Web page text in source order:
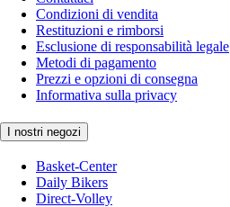
Condizioni di vendita
Restituzioni e rimborsi
Esclusione di responsabilità legale
Metodi di pagamento
Prezzi e opzioni di consegna
Informativa sulla privacy
I nostri negozi
Basket-Center
Daily Bikers
Direct-Volley